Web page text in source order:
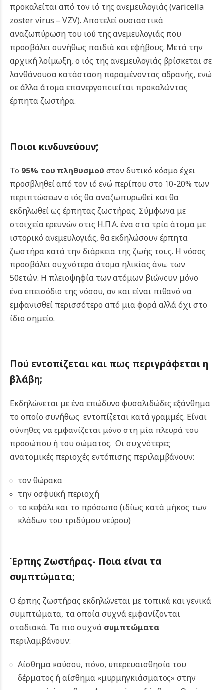
προκαλείται από τον ιό της ανεμευλογιάς (varicella
zoster virus – VZV). Αποτελεί ουσιαστικά
αναζωπύρωση του ιού της ανεμευλογιάς που
προσβάλει συνήθως παιδιά και εφήβους. Μετά την
αρχική λοίμωξη, ο ιός της ανεμευλογιάς βρίσκεται σε
λανθάνουσα κατάσταση παραμένοντας αδρανής, ενώ
σε άλλα άτομα επανεργοποιείται προκαλώντας
έρπητα ζωστήρα.
Ποιοι κινδυνεύουν;
Το 95% του πληθυσμού στον δυτικό κόσμο έχει
προσβληθεί από τον ιό ενώ περίπου στο 10-20% των
περιπτώσεων ο ιός θα αναζωπυρωθεί και θα
εκδηλωθεί ως έρπητας ζωστήρας. Σύμφωνα με
στοιχεία ερευνών στις Η.Π.Α. ένα στα τρία άτομα με
ιστορικό ανεμευλογιάς, θα εκδηλώσουν έρπητα
ζωστήρα κατά την διάρκεια της ζωής τους. Η νόσος
προσβάλει συχνότερα άτομα ηλικίας άνω των
50ετών. Η πλειοψηφία των ατόμων βιώνουν μόνο
ένα επεισόδιο της νόσου, αν και είναι πιθανό να
εμφανισθεί περισσότερο από μια φορά αλλά όχι στο
ίδιο σημείο.
Πού εντοπίζεται και πως περιγράφεται η
βλάβη;
Εκδηλώνεται με ένα επώδυνο φυσαλιδώδες εξάνθημα
το οποίο συνήθως εντοπίζεται κατά γραμμές. Είναι
σύνηθες να εμφανίζεται μόνο στη μία πλευρά του
προσώπου ή του σώματος. Οι συχνότερες
ανατομικές περιοχές εντόπισης περιλαμβάνουν:
τον θώρακα
την οσφυϊκή περιοχή
το κεφάλι και το πρόσωπο (ιδίως κατά μήκος των
κλάδων του τριδύμου νεύρου)
Έρπης Ζωστήρας- Ποια είναι τα
συμπτώματα;
Ο έρπης ζωστήρας εκδηλώνεται με τοπικά και γενικά
συμπτώματα, τα οποία συχνά εμφανίζονται
σταδιακά. Τα πιο συχνά συμπτώματα
περιλαμβάνουν:
Αίσθημα καύσου, πόνο, υπερευαισθησία του
δέρματος ή αίσθημα «μυρμηγκιάσματος» στην